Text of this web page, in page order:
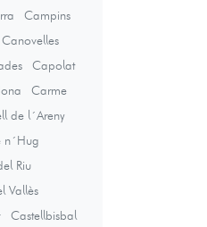
Campins
Canovelles
Capolat
Carme
de l´Areny
n´Hug
Riu
Vallès
Castellbisbal